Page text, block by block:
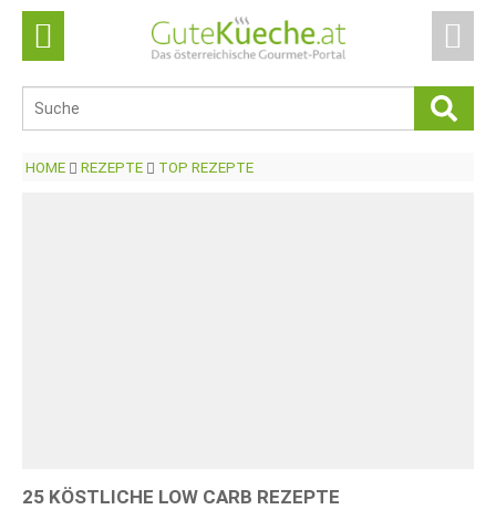
HOME REZEPTE TOP REZEPTE
25 KÖSTLICHE LOW CARB REZEPTE